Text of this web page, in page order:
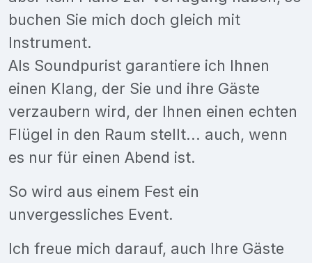
buchen Sie mich doch gleich mit
Instrument.
Als Soundpurist garantiere ich Ihnen
einen Klang, der Sie und ihre Gäste
verzaubern wird, der Ihnen einen echten
Flügel in den Raum stellt... auch, wenn
es nur für einen Abend ist.
So wird aus einem Fest ein
unvergessliches Event.
Ich freue mich darauf, auch Ihre Gäste